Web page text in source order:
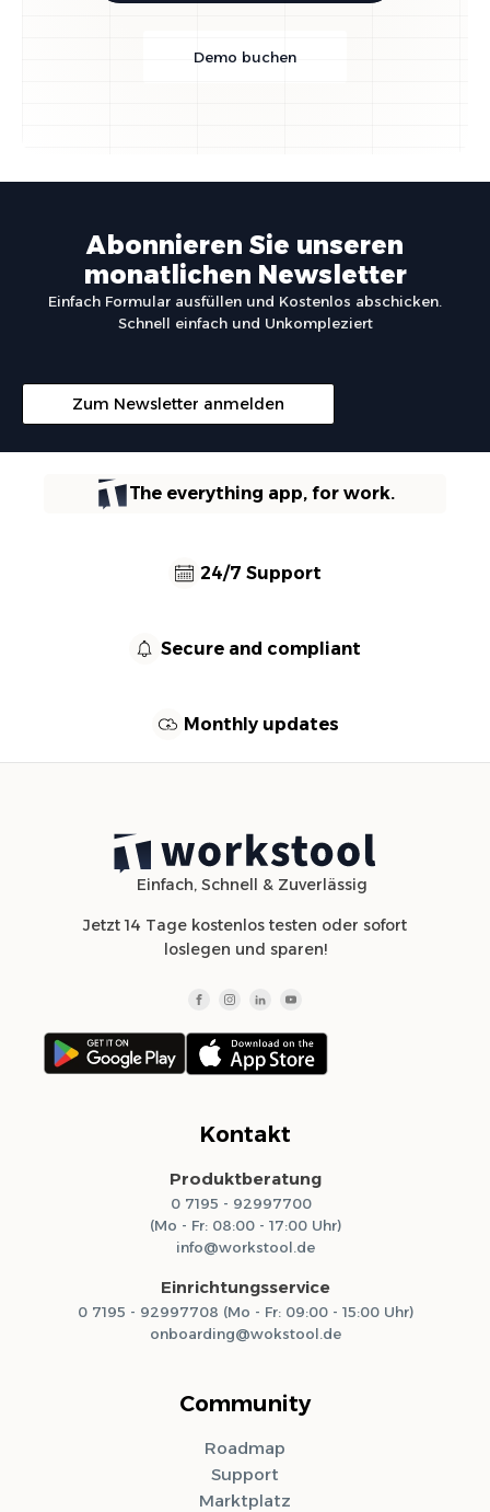
Demo buchen
Abonnieren Sie unseren
monatlichen Newsletter
Einfach Formular ausfüllen und Kostenlos abschicken.
Schnell einfach und Unkompleziert
Zum Newsletter anmelden
The everything app, for work.
24/7 Support
Secure and compliant
Monthly updates
Einfach, Schnell & Zuverlässig
Jetzt 14 Tage kostenlos testen oder sofort
loslegen und sparen!
Kontakt
Produktberatung
0 7195 - 92997700
(Mo - Fr: 08:00 - 17:00 Uhr)
info@workstool.de
Einrichtungsservice
0 7195 - 92997708 (Mo - Fr: 09:00 - 15:00 Uhr)
onboarding@wokstool.de
Community
Roadmap
Support
Marktplatz